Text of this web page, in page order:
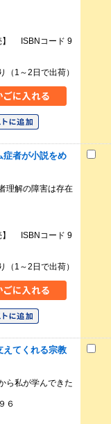
】 ISBNコード 9
（1～2日で出荷）
症者が小説をめ
理解の障害は存在
】 ISBNコード 9
（1～2日で出荷）
えてくれる宗教
ら私が学んできた
６